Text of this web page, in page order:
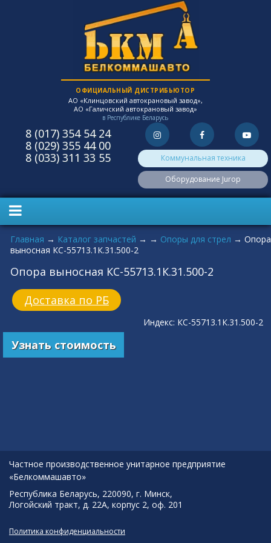
ОФИЦИАЛЬНЫЙ ДИСТРИБЬЮТОР
АО «Клинцовский автокрановый завод»,
АО «Галичский автокрановый завод»
в Республике Беларусь
8 (017) 354 54 24
8 (029) 355 44 00
8 (033) 311 33 55
Коммунальная техника
Оборудование Jurop
Вы здесь
Главная → Каталог запчастей → → Опоры для стрел → Опора
выносная КС-55713.1К.31.500-2
Опора выносная КС-55713.1К.31.500-2
Доставка по РБ
Узнать стоимость
Индекс: КС-55713.1К.31.500-2
Частное производственное унитарное предприятие
«Белкоммашавто»
Республика Беларусь, 220090, г. Минск,
Логойский тракт, д. 22А, корпус 2, оф. 201
Политика конфиденциальности